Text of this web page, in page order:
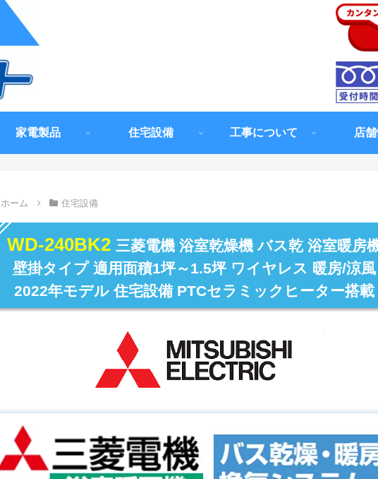
家電製品 住宅設備 工事について 店
ホーム 住宅設備
WD-240BK2 三菱電機 浴室乾燥機 バス乾 浴室暖房
壁掛タイプ 適用面積1坪～1.5坪 ワイヤレス 暖房/涼風
2022年モデル 住宅設備 PTCセラミックヒーター搭載